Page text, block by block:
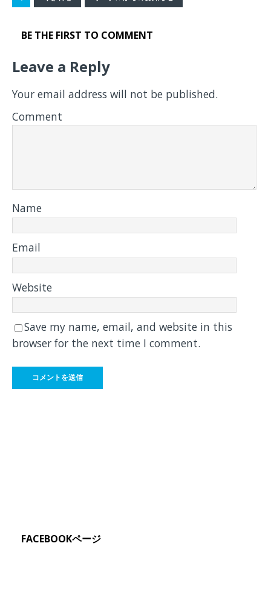
BE THE FIRST TO COMMENT
Leave a Reply
Your email address will not be published.
Comment
Name
Email
Website
Save my name, email, and website in this
browser for the next time I comment.
FACEBOOKページ